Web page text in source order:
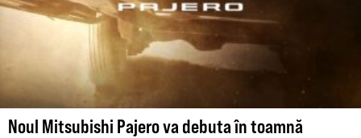
Noul Mitsubishi Pajero va debuta în toamnă